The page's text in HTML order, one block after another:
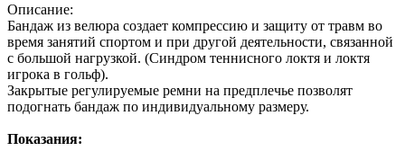
Описание:
Бандаж из велюра создает компрессию и защиту от травм во
время занятий спортом и при другой деятельности, связанной
с большой нагрузкой. (Синдром теннисного локтя и локтя
игрока в гольф).
Закрытые регулируемые ремни на предплечье позволят
подогнать бандаж по индивидуальному размеру.
Показания: